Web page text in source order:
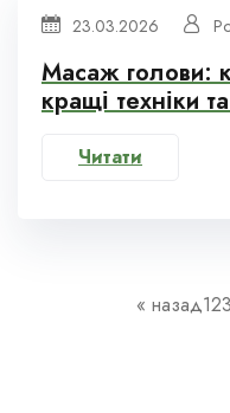
23.03.2026
Масаж голови:
кращі техніки
Читати
« назад123